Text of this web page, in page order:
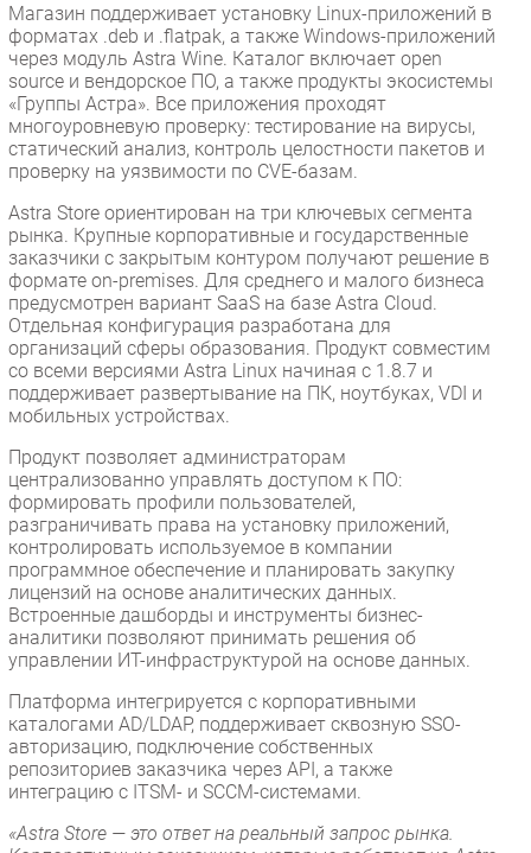
Магазин поддерживает установку Linux-приложений в
форматах .deb и .flatpak, а также Windows-приложений
через модуль Astra Wine. Каталог включает open
source и вендорское ПО, а также продукты экосистемы
«Группы Астра». Все приложения проходят
многоуровневую проверку: тестирование на вирусы,
статический анализ, контроль целостности пакетов и
проверку на уязвимости по CVE-базам.
Astra Store ориентирован на три ключевых сегмента
рынка. Крупные корпоративные и государственные
заказчики с закрытым контуром получают решение в
формате on-premises. Для среднего и малого бизнеса
предусмотрен вариант SaaS на базе Astra Cloud.
Отдельная конфигурация разработана для
организаций сферы образования. Продукт совместим
со всеми версиями Astra Linux начиная с 1.8.7 и
поддерживает развертывание на ПК, ноутбуках, VDI и
мобильных устройствах.
Продукт позволяет администраторам
централизованно управлять доступом к ПО:
формировать профили пользователей,
разграничивать права на установку приложений,
контролировать используемое в компании
программное обеспечение и планировать закупку
лицензий на основе аналитических данных.
Встроенные дашборды и инструменты бизнес-
аналитики позволяют принимать решения об
управлении ИТ-инфраструктурой на основе данных.
Платформа интегрируется с корпоративными
каталогами AD/LDAP, поддерживает сквозную SSO-
авторизацию, подключение собственных
репозиториев заказчика через API, а также
интеграцию с ITSM- и SCCM-системами.
«Astra Store — это ответ на реальный запрос рынка.